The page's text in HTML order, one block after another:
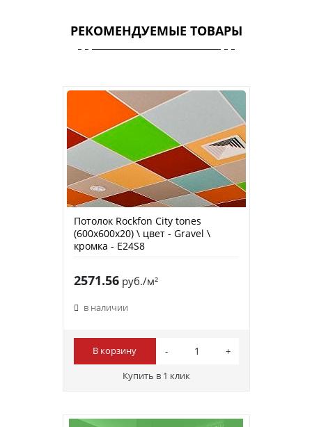
РЕКОМЕНДУЕМЫЕ ТОВАРЫ
Потолок Rockfon City tones
(600х600х20) \ цвет - Gravel \
кромка - E24S8
2571.56руб./м²
в наличии
В корзину
Купить в 1 клик